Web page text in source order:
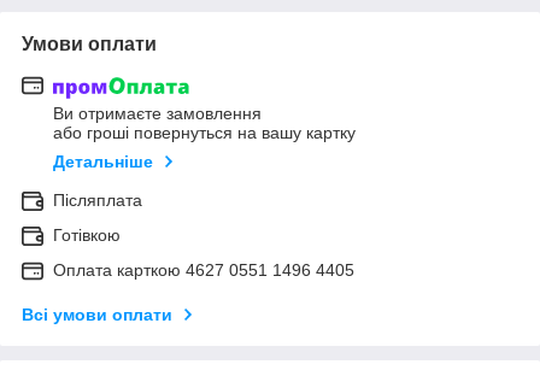
Умови оплати
Ви отримаєте замовлення
або гроші повернуться на вашу картку
Детальніше
Післяплата
Готівкою
Оплата карткою 4627 0551 1496 4405
Всі умови оплати